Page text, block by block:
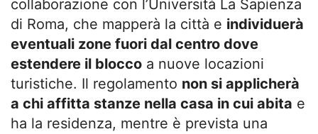
collaborazione con l’Università La Sapienza
di Roma, che mapperà la città e individuerà
eventuali zone fuori dal centro dove
estendere il blocco a nuove locazioni
turistiche. Il regolamento non si applicherà
a chi affitta stanze nella casa in cui abita e
ha la residenza, mentre è prevista una